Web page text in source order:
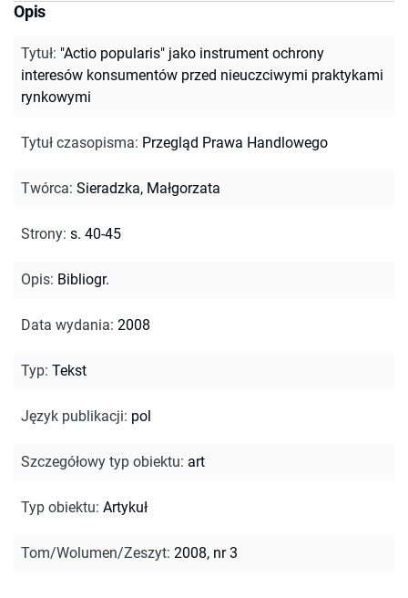
Opis
Tytuł: "Actio popularis" jako instrument ochrony
interesów konsumentów przed nieuczciwymi praktykami
rynkowymi
Tytuł czasopisma: Przegląd Prawa Handlowego
Twórca: Sieradzka, Małgorzata
Strony: s. 40-45
Opis: Bibliogr.
Data wydania: 2008
Typ: Tekst
Język publikacji: pol
Szczegółowy typ obiektu: art
Typ obiektu: Artykuł
Tom/Wolumen/Zeszyt: 2008, nr 3